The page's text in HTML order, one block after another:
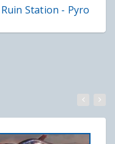
Station - Pyro